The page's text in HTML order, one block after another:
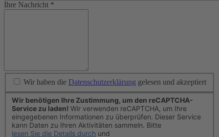
Ihre Nachricht *
Wir haben die Datenschutzerklärung gelesen und akzeptiert
Wir benötigen Ihre Zustimmung, um den reCAPTCHA-
Service zu laden! Wir verwenden reCAPTCHA, um Ihre
eingegebenen Informationen zu überprüfen. Dieser Service
kann Daten zu Ihren Aktivitäten sammeln. Bitte
lesen Sie die Details durch und